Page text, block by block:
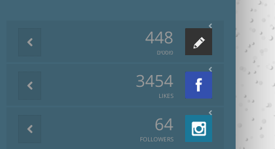
448
פוסטים
3454
LIKES
64
FOLLOWERS